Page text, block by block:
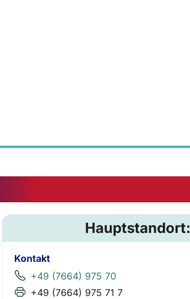
Hauptstandort:
Kontakt
+49 (7664) 975 70
+49 (7664) 975 71 7